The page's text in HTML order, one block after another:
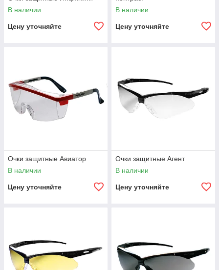
В наличии
Цену уточняйте
В наличии
Цену уточняйте
Очки защитные Авиатор
В наличии
Цену уточняйте
Очки защитные Агент
В наличии
Цену уточняйте